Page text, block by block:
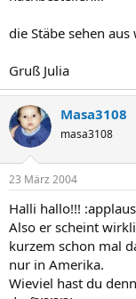
die Stäbe sehen
Gruß Julia
Masa3108
masa3108
23 März 2004
Halli hallo!!! :applaus
Also er scheint
kurzem schon mal
nur in Amerika.
Wieviel hast du